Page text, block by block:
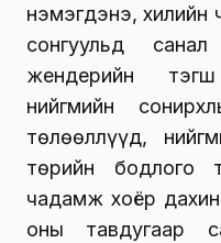
нэмэгдэнэ, хилийн
сонгуульд
жендерийн
нийгмийн
төлөөллүүд,
төрийн бодлого
чадамж хоёр
оны тавдугаар